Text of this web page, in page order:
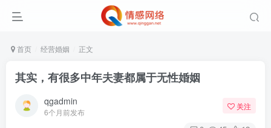
首页 经营婚姻 正文
其实，有很多中年夫妻都属于无性婚姻
qgadmin
6个月前发布
关注